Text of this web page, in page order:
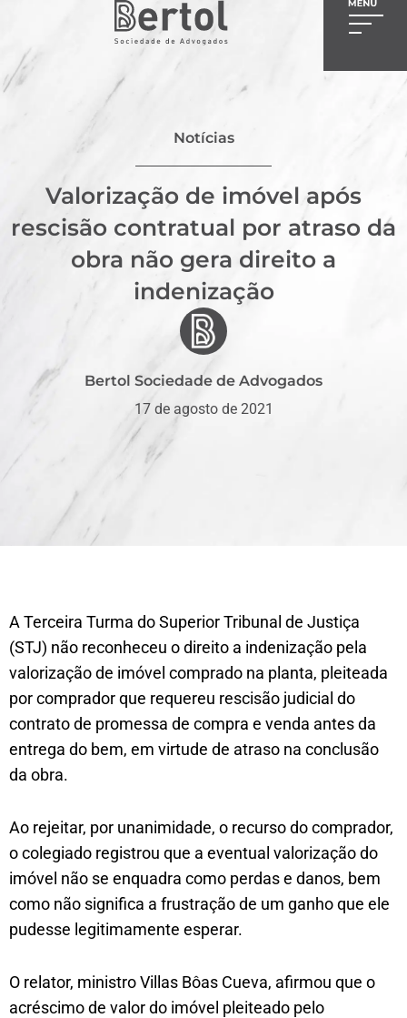
Notícias
Valorização de imóvel após
rescisão contratual por atraso da
obra não gera direito a
indenização
Bertol Sociedade de Advogados
17 de agosto de 2021
A Terceira Turma do Superior Tribunal de Justiça
(STJ) não reconheceu o direito a indenização pela
valorização de imóvel comprado na planta, pleiteada
por comprador que requereu rescisão judicial do
contrato de promessa de compra e venda antes da
entrega do bem, em virtude de atraso na conclusão
da obra.
Ao rejeitar, por unanimidade, o recurso do comprador,
o colegiado registrou que a eventual valorização do
imóvel não se enquadra como perdas e danos, bem
como não significa a frustração de um ganho que ele
pudesse legitimamente esperar.
O relator, ministro Villas Bôas Cueva, afirmou que o
acréscimo de valor do imóvel pleiteado pelo